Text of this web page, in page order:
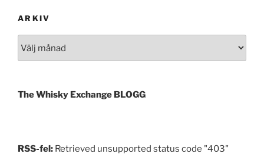
ARKIV
The Whisky Exchange BLOGG
RSS-fel: Retrieved unsupported status code "403"